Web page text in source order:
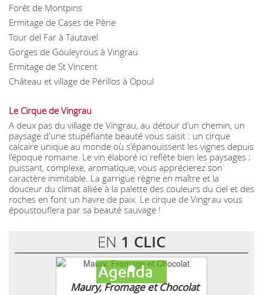
Forêt de Montpins
Ermitage de Cases de Pène
Tour del Far à Tautavel
Gorges de Gouleyrous à Vingrau
Ermitage de St Vincent
Château et village de Périllos à Opoul
Le Cirque de Vingrau
A deux pas du village de Vingrau, au détour d’un chemin, un
paysage d'une stupéfiante beauté vous saisit : un cirque
calcaire unique au monde où s'épanouissent les vignes depuis
l'époque romaine. Le vin élaboré ici reflète bien les paysages ;
puissant, complexe, aromatique, vous apprécierez son
caractère inimitable. La garrigue règne en maître et la
douceur du climat alliée à la palette des couleurs du ciel et des
roches en font un havre de paix. Le cirque de Vingrau vous
époustouflera par sa beauté sauvage !
EN 1 CLIC
Agenda
Maury, Fromage et Chocolat